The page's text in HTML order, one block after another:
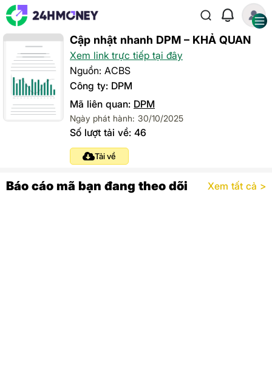
Cập nhật nhanh DPM – KHẢ QUAN
Xem link trực tiếp tại đây
Nguồn: ACBS
Công ty: DPM
Mã liên quan: DPM
Ngày phát hành: 30/10/2025
Số lượt tải về: 46
Tải về
Báo cáo mã bạn đang theo dõi Xem tất cả >